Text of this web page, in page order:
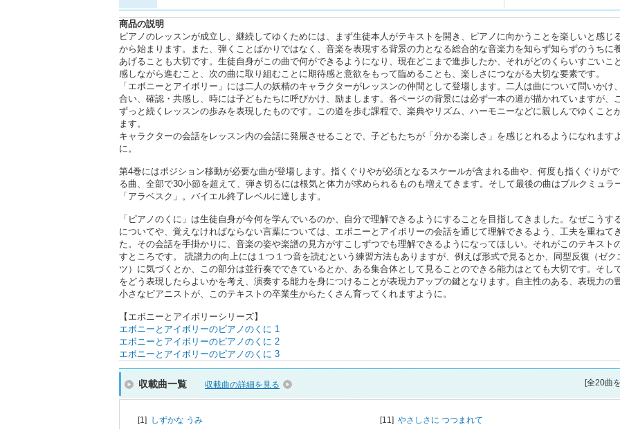
商品の説明
ピアノのレッスンが成立し、継続してゆくためには、まず生徒本人がテキストを開き、ピアノに向かうことを楽しいと感じ
から始まります。また、弾くことばかりではなく、音楽を表現する背景の力となる総合的な音楽力を知らず知らずのうちに
あげることも大切です。生徒自身がこの曲で何ができるようになり、現在どこまで進歩したか、それがどのくらいすごいこ
感しながら進むこと、次の曲に取り組むことに期待感と意欲をもって臨めることも、楽しさにつながる大切な要素です。
「エボニーとアイボリー」には二人の妖精のキャラクターがレッスンの仲間として登場します。二人は曲について問いかけ
合い、確認・共感し、時には子どもたちに呼びかけ、励まします。各ページの背景には必ず一本の道が描かれていますが、
ずっと続くレッスンの歩みを表現したものです。この道を歩む課程で、楽典やリズム、ハーモニーなどに親しんでゆくこと
ます。
キャラクターの会話をレッスン内の会話に発展させることで、子どもたちが「分かる楽しさ」を感じとれるようになれます
に。
第4巻にはポジション移動が必要な曲が登場します。指くぐりやが必須となるスケールが含まれる曲や、何度も指くぐりが
る曲、全部で30小節を超えて、弾き切るには根気と体力が求められるものも増えてきます。そして最後の曲はブルクミュラ
「アラベスク」。バイエル終了レベルに達します。
「ピアノのくに」は生徒自身が今何を学んでいるのか、自分で理解できるようにすることを目指してきました。なぜこうす
についてや、覚えなければならない言葉については、エボニーとアイボリーの会話を通じて理解できるよう、工夫を重ねて
た。その会話を手掛かりに、音楽の姿や楽譜の見方がすこしずつでも理解できるようになってほしい。それがこのテキスト
すところです。 読譜力の向上には１つ１つ音を読むという練習方法もありますが、例えば形式で見るとか、同型反復（ゼク
ツ）に気づくとか、この部分は並行奏でできているとか、ある集合体として見ることのできる能力はとても大切です。そし
をどう表現したらよいかを考え、演奏する能力を身につけることが表現力アップの鍵となります。自主性のある、表現力の
小さなピアニストが、このテキストの卒業生からたくさん育ってくれますように。
【エボニーとアイボリーシリーズ】
エボニーとアイボリーのピアノのくに 1
エボニーとアイボリーのピアノのくに 2
エボニーとアイボリーのピアノのくに 3
収載曲一覧 収載曲の詳細を見る [全20曲
[1] しずかな うみ
[11] やさしさに つつまれて